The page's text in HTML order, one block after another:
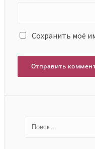
Сохранить моё
Найти: